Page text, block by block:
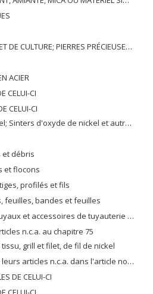
PRÉCIEUX, PLAQUÉS OU DOUBLÉS DE MÉTAUX PRÉCIEUX ET OUVRAGES EN CES MATIÈRES; IMITATION BIJOUTERIE; PIÈCE DE MONNAIE
ACIER
CELUI-CI
CELUI-CI
de nickel et autres produits intermédiaires de la métallurgie du nickel
et débris
et flocons
profilés et fils
feuilles, bandes et feuilles
de tuyauterie (raccords, coudes, manchons, par exemple)
n.c.a. au chapitre 75
tissu, grill et filet, de fil de nickel
articles n.c.a. dans l'article no. 7508.1
DE CELUI-CI